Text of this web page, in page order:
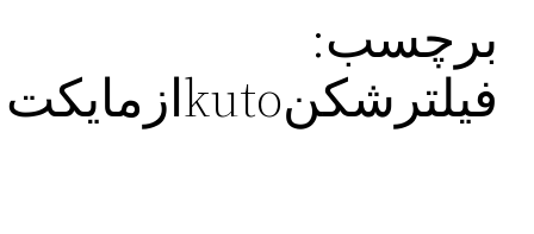
برچسب:
فیلترشکنkutoازمایکت